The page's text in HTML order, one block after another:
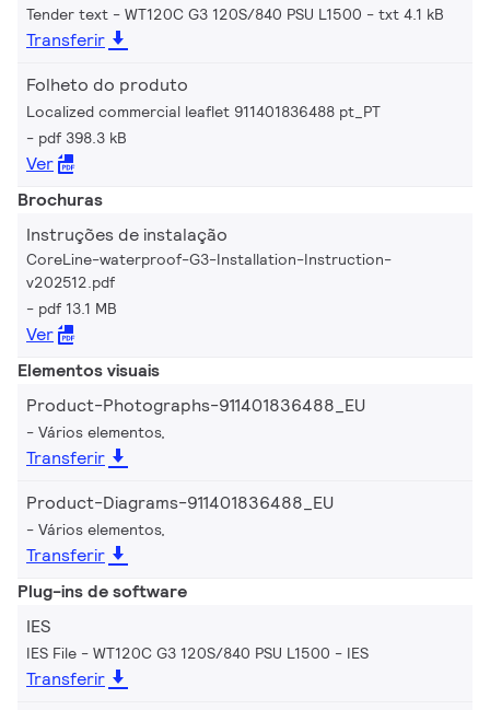
Tender text - WT120C G3 120S/840 PSU L1500 txt 4.1 kB
Transferir
Folheto do produto
Localized commercial leaflet 911401836488 pt_PT
pdf 398.3 kB
Ver
Brochuras
Instruções de instalação
CoreLine-waterproof-G3-Installation-Instruction-
v202512.pdf
pdf 13.1 MB
Ver
Elementos visuais
Product-Photographs-911401836488_EU
Vários elementos,
Transferir
Product-Diagrams-911401836488_EU
Vários elementos,
Transferir
Plug-ins de software
IES
IES File - WT120C G3 120S/840 PSU L1500 IES
Transferir